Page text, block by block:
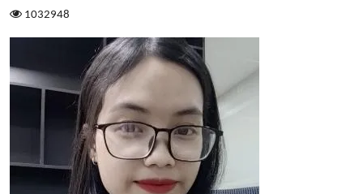
1032948